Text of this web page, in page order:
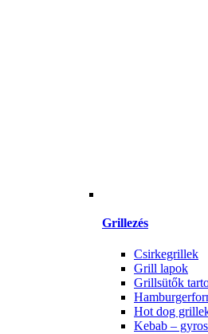
Grillezés
Csirkegrillek
Grill lapok
Grillsütők
Hot dog
Kebab –